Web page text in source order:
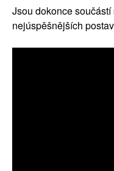
Jsou dokonce
nejúspěšnějších